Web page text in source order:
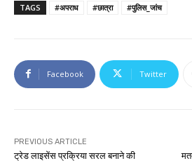
TAGS #अपराध #छात्रा #पुलिस_जांच
Facebook Twitter
PREVIOUS ARTICLE
ट्रेड लाइसेंस प्रक्रिया सरल बनाने की